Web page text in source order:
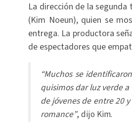
La dirección de la
(Kim Noeun), quien se
entrega. La productora
de espectadores que
“Muchos se
quisimos dar luz verde
de jóvenes de entre 20
romance”, dijo Kim.